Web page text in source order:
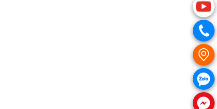
.
.
.
.
.